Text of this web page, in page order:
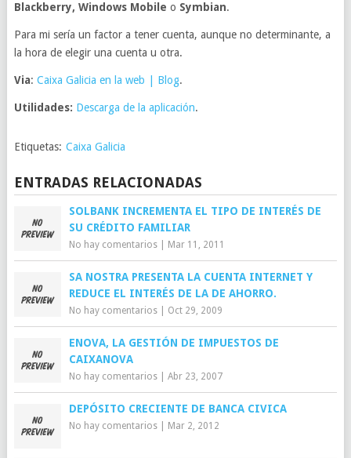
Blackberry, Windows Mobile o Symbian.
Para mi sería un factor a tener cuenta, aunque no determinante, a
la hora de elegir una cuenta u otra.
Via: Caixa Galicia en la web | Blog.
Utilidades: Descarga de la aplicación.
Etiquetas: Caixa Galicia
ENTRADAS RELACIONADAS
SOLBANK INCREMENTA EL TIPO DE INTERÉS DE
SU CRÉDITO FAMILIAR
No hay comentarios| Mar 11, 2011
SA NOSTRA PRESENTA LA CUENTA INTERNET Y
REDUCE EL INTERÉS DE LA DE AHORRO.
No hay comentarios| Oct 29, 2009
ENOVA, LA GESTIÓN DE IMPUESTOS DE
CAIXANOVA
No hay comentarios| Abr 23, 2007
DEPÓSITO CRECIENTE DE BANCA CIVICA
No hay comentarios| Mar 2, 2012